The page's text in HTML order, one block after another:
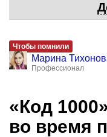
Чтобы помнили
Марина
Профессионал
«Код
во время